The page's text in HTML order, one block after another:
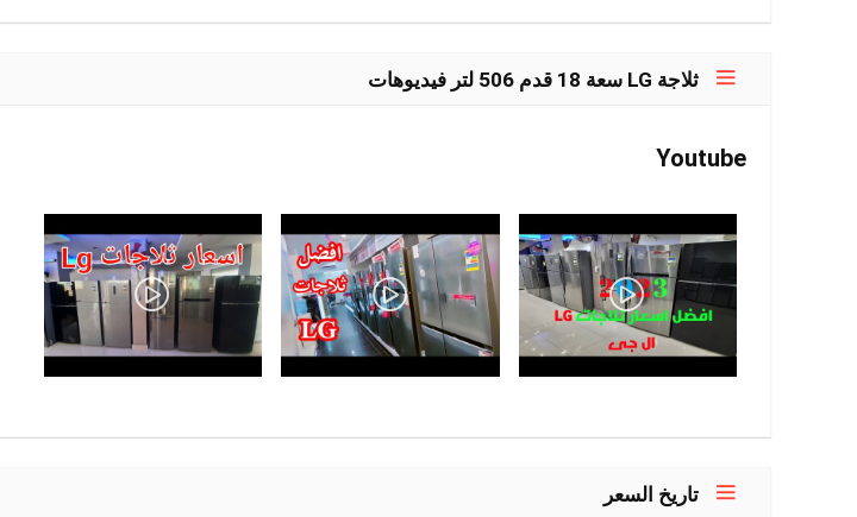
ثلاجة LG سعة 18 قدم 506 لتر فيديوهات
Youtube
تاريخ السعر